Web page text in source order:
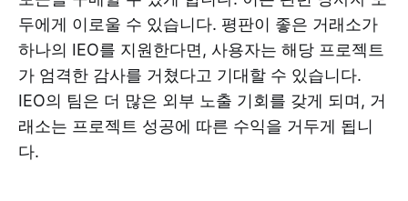
두에게 이로울 수 있습니다. 평판이 좋은 거래소가
하나의 IEO를 지원한다면, 사용자는 해당 프로젝트
가 엄격한 감사를 거쳤다고 기대할 수 있습니다.
IEO의 팀은 더 많은 외부 노출 기회를 갖게 되며, 거
래소는 프로젝트 성공에 따른 수익을 거두게 됩니
다.